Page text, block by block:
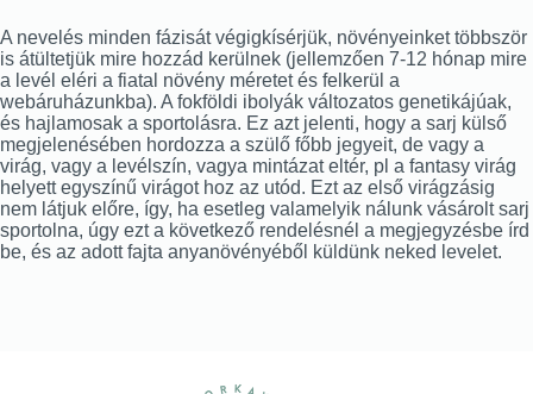
A nevelés minden fázisát végigkísérjük, növényeinket többször
is átültetjük mire hozzád kerülnek (jellemzően 7-12 hónap mire
a levél eléri a fiatal növény méretet és felkerül a
webáruházunkba). A fokföldi ibolyák változatos genetikájúak,
és hajlamosak a sportolásra. Ez azt jelenti, hogy a sarj külső
megjelenésében hordozza a szülő főbb jegyeit, de vagy a
virág, vagy a levélszín, vagya mintázat eltér, pl a fantasy virág
helyett egyszínű virágot hoz az utód. Ezt az első virágzásig
nem látjuk előre, így, ha esetleg valamelyik nálunk vásárolt sarj
sportolna, úgy ezt a következő rendelésnél a megjegyzésbe írd
be, és az adott fajta anyanövényéből küldünk neked levelet.